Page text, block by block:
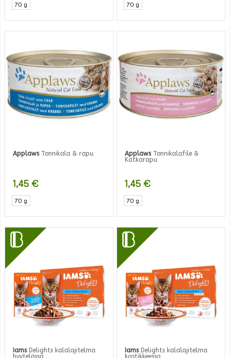
70 g 70 g
ApplawsTonnikala & rapu
1,45 €
70 g
ApplawsTonnikalafile &
Katkarapu
1,45 €
70 g
IamsDelights kalalajitelma
hyytelössä
IamsDelights kalalajitelma
kastikkeessa